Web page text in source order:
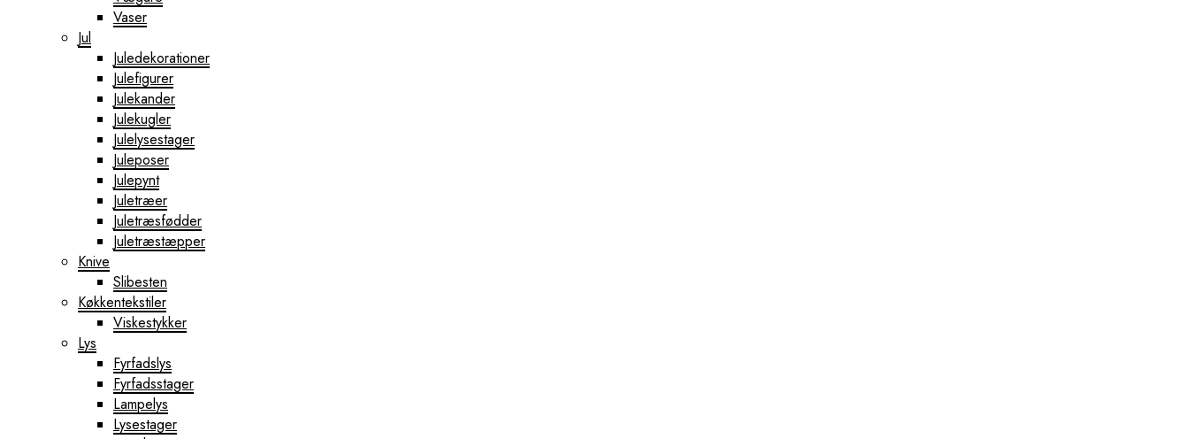
Vaser
Jul
Juledekorationer
Julefigurer
Julekander
Julekugler
Julelysestager
Juleposer
Julepynt
Juletræer
Juletræsfødder
Juletræstæpper
Knive
Slibesten
Køkkentekstiler
Viskestykker
Lys
Fyrfadslys
Fyrfadsstager
Lampelys
Lysestager